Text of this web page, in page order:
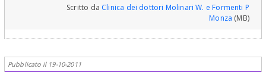
Scritto da Clinica dei dottori Molinari W. e Formenti P
Monza (MB)
Pubblicato il 19-10-2011